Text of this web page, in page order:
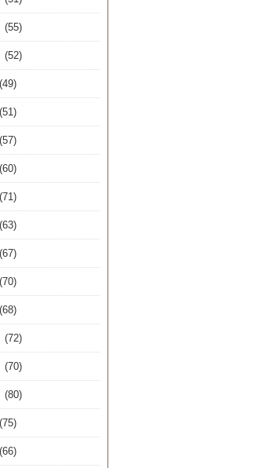
(55)
(52)
(49)
(51)
(57)
(60)
(71)
(63)
(67)
(70)
(68)
(72)
(70)
(80)
(75)
(66)